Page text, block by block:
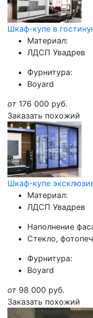
Шкаф-купе в
Материал:
ЛДСП Увадрев
Фурнитура:
Boyard
от 176 000 руб.
Заказать похожий
Шкаф-купе
Материал:
ЛДСП Увадрев
Наполнение
Стекло,
Фурнитура:
Boyard
от 98 000 руб.
Заказать похожий